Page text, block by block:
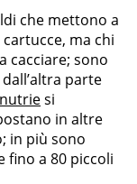
che mettono a
ma chi
cacciare; sono
parte
nutriesi
in altre
in più sono
fino a 80 piccoli